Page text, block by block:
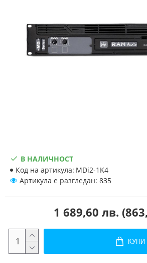
1 689,60 лв.
В НАЛИЧНОСТ
Код на артикула: MDi2-1K4
Артикула е разгледан: 835
КУПИ